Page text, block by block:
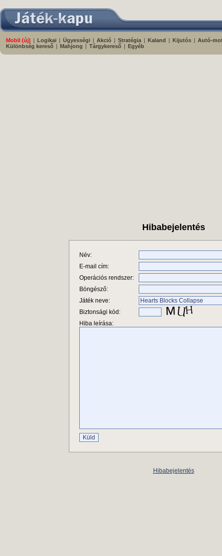
Mobil (új) | Logikai | Ügyességi | Akció | Stratégia | Kaland | Kijutós | Autó-
Különbség kereső | Mahjong | Tárgykereső | Egyéb
Hibabejelentés
Név:
E-mail cím:
Operációs rendszer:
Böngésző:
Játék neve:
Biztonsági kód:
Hiba leírása:
Hibabejelentés